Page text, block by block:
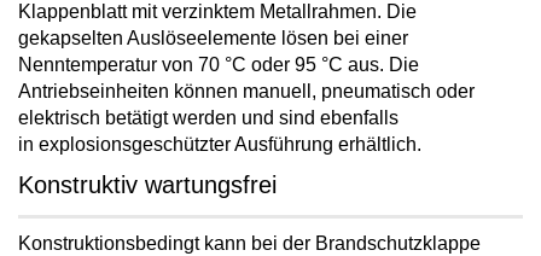
Klappenblatt mit verzinktem Metallrahmen. Die
gekapselten Auslöseelemente lösen bei einer
Nenntemperatur von 70 °C oder 95 °C aus. Die
Antriebseinheiten können manuell, pneumatisch oder
elektrisch betätigt werden und sind ebenfalls
in explosionsgeschützter Ausführung erhältlich.
Konstruktiv wartungsfrei
Konstruktionsbedingt kann bei der Brandschutzklappe